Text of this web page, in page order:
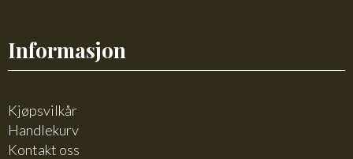
Informasjon
Kjøpsvilkår
Handlekurv
Kontakt oss